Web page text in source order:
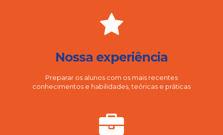
Nossa experiência
Preparar os alunos com os mais recentes
conhecimentos e habilidades, teóricas e práticas